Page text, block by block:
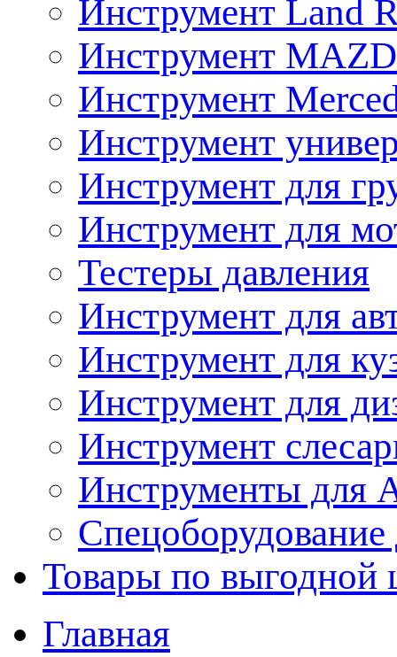
Инструмент Land
Инструмент
Инструмент
Инструмент
Инструмент для
Инструмент для
Тестеры давления
Инструмент для
Инструмент для
Инструмент для
Инструмент
Инструменты
Спецоборудование
Товары по выгодной
Главная